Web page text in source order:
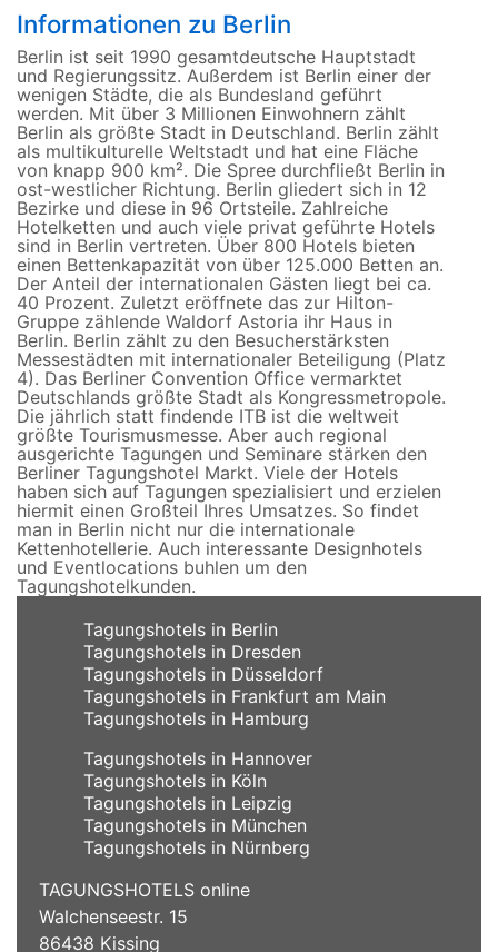
Informationen zu Berlin
Berlin ist seit 1990 gesamtdeutsche Hauptstadt
und Regierungssitz. Außerdem ist Berlin einer der
wenigen Städte, die als Bundesland geführt
werden. Mit über 3 Millionen Einwohnern zählt
Berlin als größte Stadt in Deutschland. Berlin zählt
als multikulturelle Weltstadt und hat eine Fläche
von knapp 900 km². Die Spree durchfließt Berlin in
ost-westlicher Richtung. Berlin gliedert sich in 12
Bezirke und diese in 96 Ortsteile. Zahlreiche
Hotelketten und auch viele privat geführte Hotels
sind in Berlin vertreten. Über 800 Hotels bieten
einen Bettenkapazität von über 125.000 Betten an.
Der Anteil der internationalen Gästen liegt bei ca.
40 Prozent. Zuletzt eröffnete das zur Hilton-
Gruppe zählende Waldorf Astoria ihr Haus in
Berlin. Berlin zählt zu den Besucherstärksten
Messestädten mit internationaler Beteiligung (Platz
4). Das Berliner Convention Office vermarktet
Deutschlands größte Stadt als Kongressmetropole.
Die jährlich statt findende ITB ist die weltweit
größte Tourismusmesse. Aber auch regional
ausgerichte Tagungen und Seminare stärken den
Berliner Tagungshotel Markt. Viele der Hotels
haben sich auf Tagungen spezialisiert und erzielen
hiermit einen Großteil Ihres Umsatzes. So findet
man in Berlin nicht nur die internationale
Kettenhotellerie. Auch interessante Designhotels
und Eventlocations buhlen um den
Tagungshotelkunden.
Tagungshotels in Berlin
Tagungshotels in Dresden
Tagungshotels in Düsseldorf
Tagungshotels in Frankfurt am Main
Tagungshotels in Hamburg
Tagungshotels in Hannover
Tagungshotels in Köln
Tagungshotels in Leipzig
Tagungshotels in München
Tagungshotels in Nürnberg
TAGUNGSHOTELS online
Walchenseestr. 15
86438 Kissing